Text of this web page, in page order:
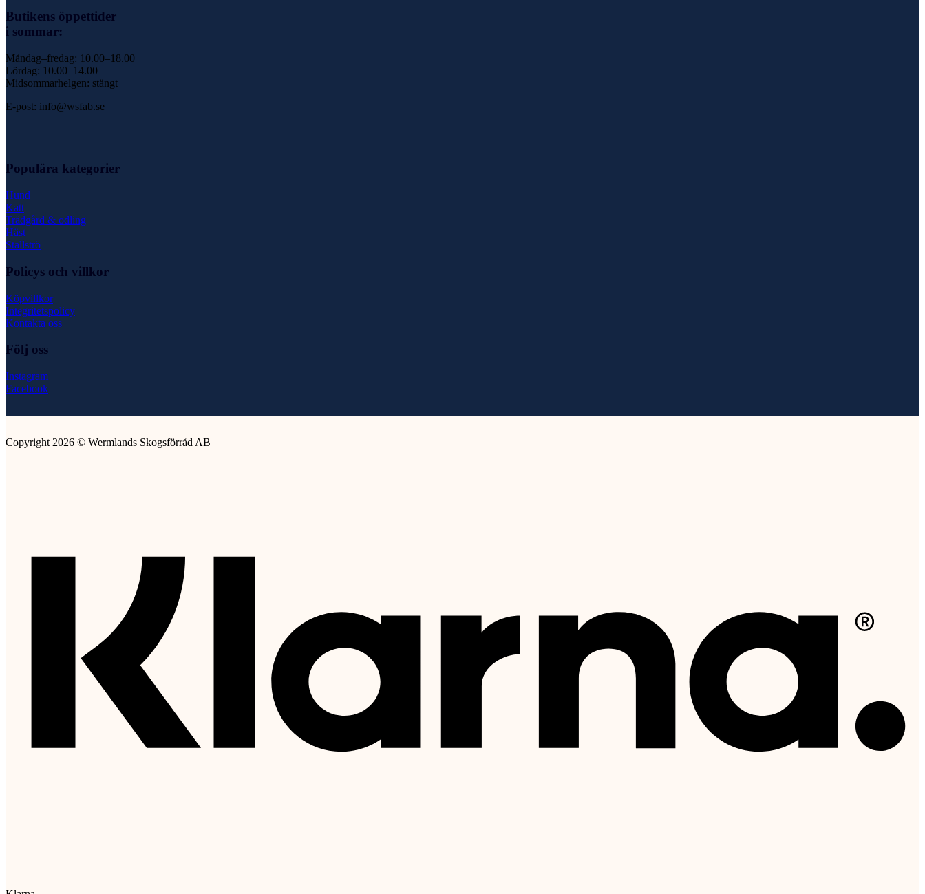
Butikens öppettider
i sommar:
Måndag–fredag: 10.00–18.00
Lördag: 10.00–14.00
Midsommarhelgen: stängt
E-post: info@wsfab.se
Populära kategorier
Hund
Katt
Trädgård & odling
Häst
Stallströ
Policys och villkor
Köpvillkor
Integritetspolicy
Kontakta oss
Följ oss
Instagram
Facebook
Copyright 2026 © Wermlands Skogsförråd AB